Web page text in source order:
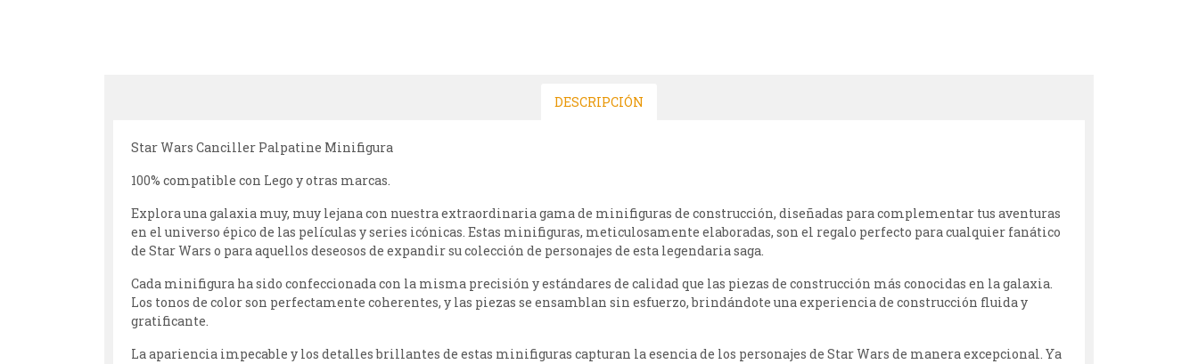
DESCRIPCIÓN
Star Wars Canciller Palpatine Minifigura
100% compatible con Lego y otras marcas.
Explora una galaxia muy, muy lejana con nuestra extraordinaria gama de minifiguras de construcción, diseñadas para complementar tus aventuras
en el universo épico de las películas y series icónicas. Estas minifiguras, meticulosamente elaboradas, son el regalo perfecto para cualquier fanático
de Star Wars o para aquellos deseosos de expandir su colección de personajes de esta legendaria saga.
Cada minifigura ha sido confeccionada con la misma precisión y estándares de calidad que las piezas de construcción más conocidas en la galaxia.
Los tonos de color son perfectamente coherentes, y las piezas se ensamblan sin esfuerzo, brindándote una experiencia de construcción fluida y
gratificante.
La apariencia impecable y los detalles brillantes de estas minifiguras capturan la esencia de los personajes de Star Wars de manera excepcional. Ya